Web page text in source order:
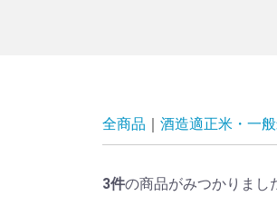
全商品 酒造適正米・一
3件の商品がみつかりまし